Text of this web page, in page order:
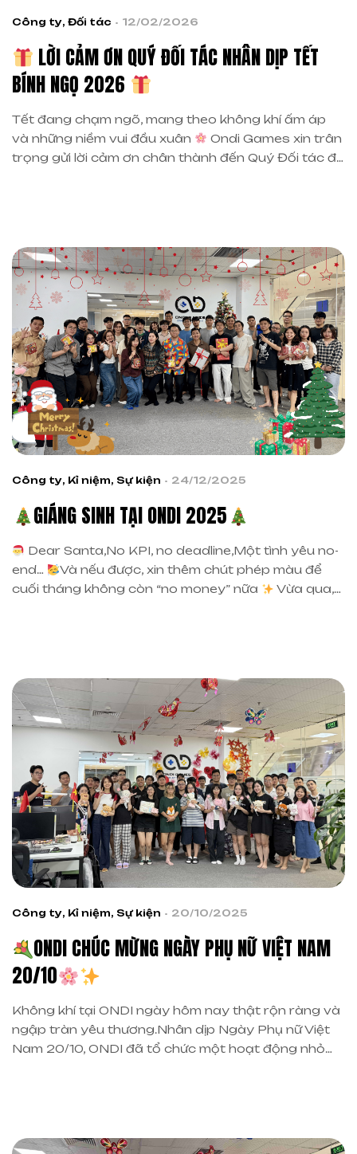
Công ty, Đối tác 12/02/2026
LỜI CẢM ƠN QUÝ ĐỐI TÁC NHÂN DỊP TẾT
BÍNH NGỌ 2026
Tết đang chạm ngõ, mang theo không khí ấm áp
và những niềm vui đầu xuân
Ondi Games xin trân
trọng gửi lời cảm ơn chân thành đến Quý Đối tác đã
Công ty, Kỉ niệm, Sự kiện 24/12/2025
GIÁNG SINH TẠI ONDI 2025
Dear Santa,No KPI, no deadline,Một tình yêu no-
end…
Và nếu được, xin thêm chút phép màu để
cuối tháng không còn “no money” nữa
Vừa qua,
Công ty, Kỉ niệm, Sự kiện 20/10/2025
ONDI CHÚC MỪNG NGÀY PHỤ NỮ VIỆT NAM
20/10
Không khí tại ONDI ngày hôm nay thật rộn ràng và
ngập tràn yêu thương.Nhân dịp Ngày Phụ nữ Việt
Nam 20/10, ONDI đã tổ chức một hoạt động nhỏ